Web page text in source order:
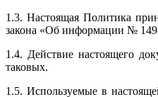
1.3. Настоящая Политика
закона «Об информации №
1.4. Действие настоящего
таковых.
1.5. Используемые в